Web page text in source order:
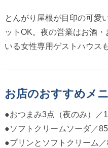
とんがり屋根が目印の可愛
ットOK。夜の営業はお酒
いる女性専用ゲストハウス
お店のおすすめメ
●おつまみ3点（夜のみ）／
●ソフトクリームソーダ／
●プリンとソフトクリーム／